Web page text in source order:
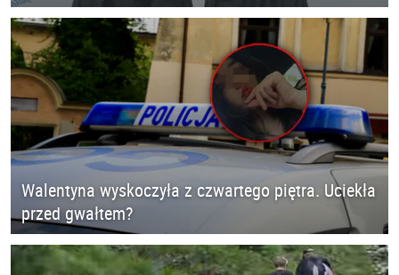
Walentyna wyskoczyła z czwartego piętra. Uciekła
przed gwałtem?